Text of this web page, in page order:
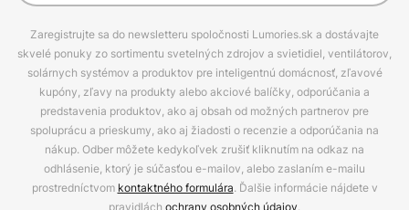
Zaregistrujte sa do newsletteru spoločnosti Lumories.sk a dostávajte
skvelé ponuky zo sortimentu svetelných zdrojov a svietidiel, ventilátorov,
solárnych systémov a produktov pre inteligentnú domácnosť, zľavové
kupóny, zľavy na produkty alebo akciové balíčky, odporúčania a
predstavenia produktov, ako aj obsah od možných partnerov pre
spoluprácu a prieskumy, ako aj žiadosti o recenzie a odporúčania na
nákup. Odber môžete kedykoľvek zrušiť kliknutím na odkaz na
odhlásenie, ktorý je súčasťou e-mailov, alebo zaslaním e-mailu
prostredníctvom kontaktného formulára. Ďalšie informácie nájdete v
pravidlách ochrany osobných údajov.